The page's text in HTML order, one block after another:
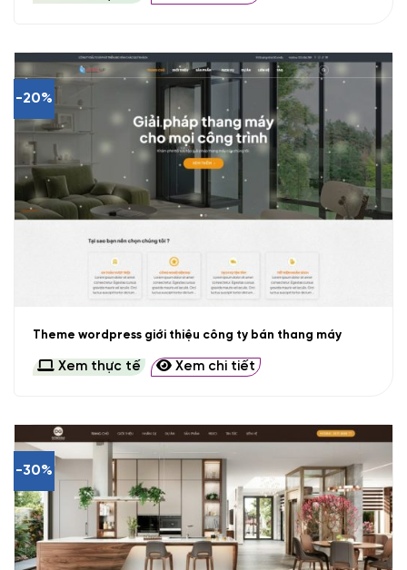
-20%
Theme wordpress giới thiệu công ty bán thang máy
Xem thực tế Xem chi tiết
-30%